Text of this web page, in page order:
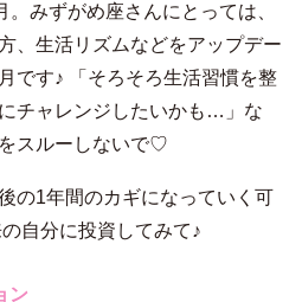
みずがめ座さんにとっては、
、生活リズムなどをアップデー
です♪ 「そろそろ生活習慣を整
チャレンジしたいかも…」な
スルーしないで♡
の1年間のカギになっていく可
自分に投資してみて♪
ン